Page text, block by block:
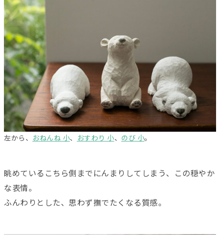
左から、 おねんね 小、 おすわり 小、 のび 小。
眺めているこちら側までにんまりしてしまう、この穏やか
な表情。
ふんわりとした、思わず撫でたくなる質感。